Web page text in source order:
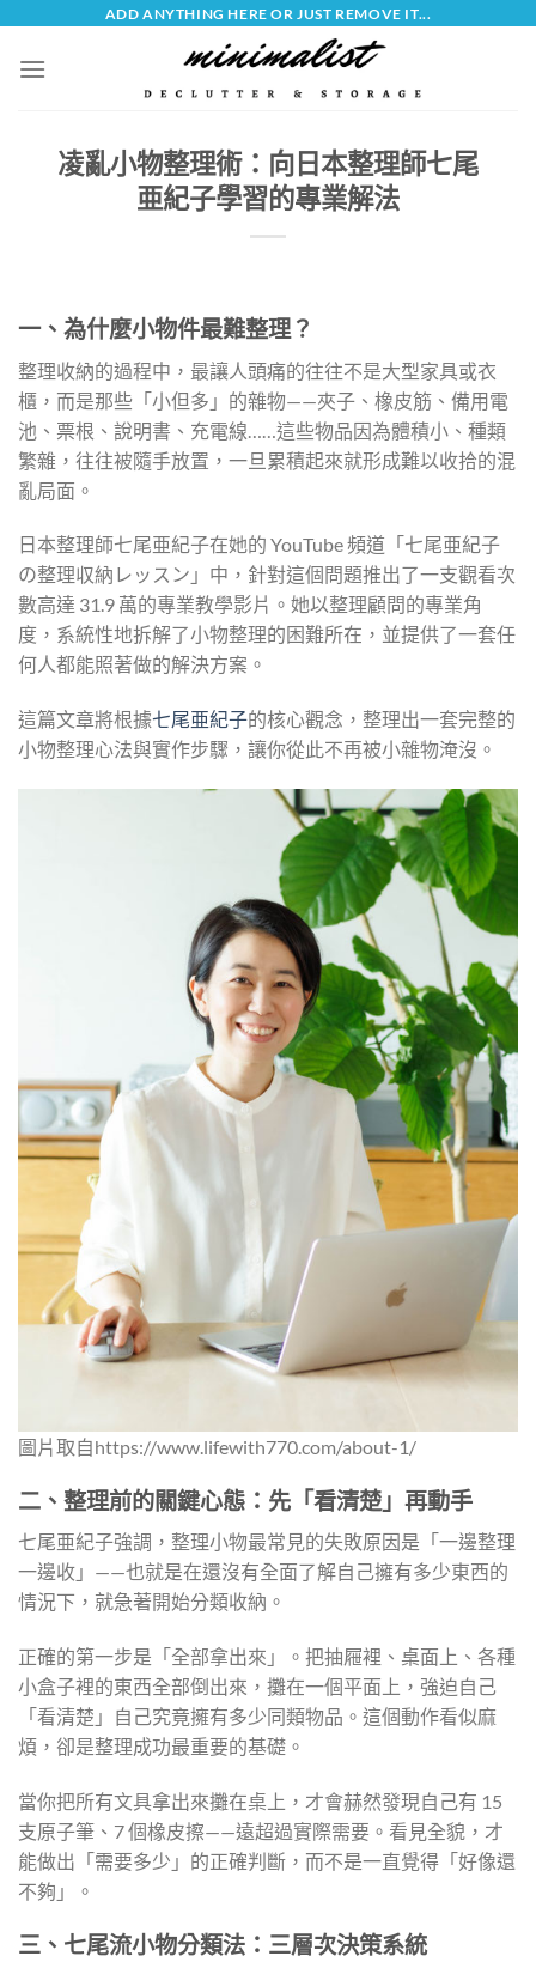
content
ADD ANYTHING HERE OR JUST REMOVE IT...
凌亂小物整理術：向日本整理師七尾
亜紀子學習的專業解法
一、為什麼小物件最難整理？
整理收納的過程中，最讓人頭痛的往往不是大型家具或衣
櫃，而是那些「小但多」的雜物——夾子、橡皮筋、備用電
池、票根、說明書、充電線……這些物品因為體積小、種類
繁雜，往往被隨手放置，一旦累積起來就形成難以收拾的混
亂局面。
日本整理師七尾亜紀子在她的 YouTube 頻道「七尾亜紀子
の整理収納レッスン」中，針對這個問題推出了一支觀看次
數高達 31.9 萬的專業教學影片。她以整理顧問的專業角
度，系統性地拆解了小物整理的困難所在，並提供了一套任
何人都能照著做的解決方案。
這篇文章將根據七尾亜紀子的核心觀念，整理出一套完整的
小物整理心法與實作步驟，讓你從此不再被小雜物淹沒。
圖片取自https://www.lifewith770.com/about-1/
二、整理前的關鍵心態：先「看清楚」再動手
七尾亜紀子強調，整理小物最常見的失敗原因是「一邊整理
一邊收」——也就是在還沒有全面了解自己擁有多少東西的
情況下，就急著開始分類收納。
正確的第一步是「全部拿出來」。把抽屜裡、桌面上、各種
小盒子裡的東西全部倒出來，攤在一個平面上，強迫自己
「看清楚」自己究竟擁有多少同類物品。這個動作看似麻
煩，卻是整理成功最重要的基礎。
當你把所有文具拿出來攤在桌上，才會赫然發現自己有 15
支原子筆、7 個橡皮擦——遠超過實際需要。看見全貌，才
能做出「需要多少」的正確判斷，而不是一直覺得「好像還
不夠」。
三、七尾流小物分類法：三層次決策系統